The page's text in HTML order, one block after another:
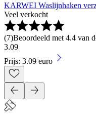
KARWEI Waslijnhaken
Veel verkocht
(7)Beoordeeld met 4.4 van
3.09
Prijs: 3.09 euro